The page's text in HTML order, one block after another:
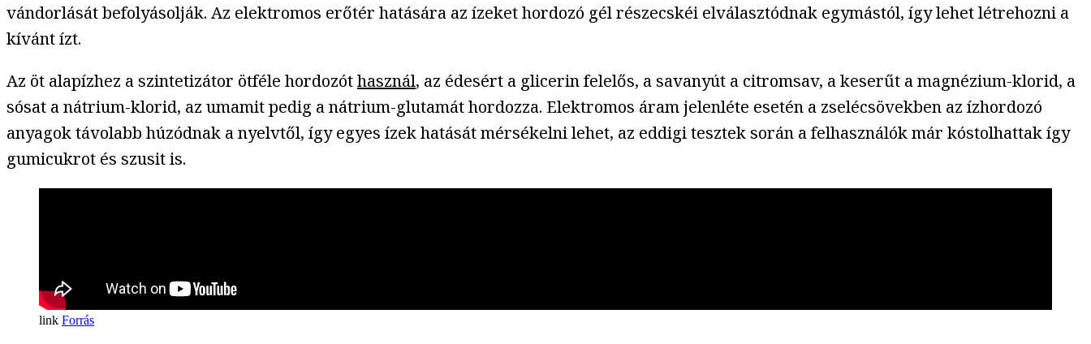
vándorlását befolyásolják. Az elektromos erőtér hatására az ízeket hordozó gél részecskéi elválasztódnak egymástól, így lehet létrehozni a
kívánt ízt.
Az öt alapízhez a szintetizátor ötféle hordozóthasznál, az édesért a glicerin felelős, a savanyút a citromsav, a keserűt a magnézium-klorid, a
sósat a nátrium-klorid, az umamit pedig a nátrium-glutamát hordozza. Elektromos áram jelenléte esetén a zselécsövekben az ízhordozó
anyagok távolabb húzódnak a nyelvtől, így egyes ízek hatását mérsékelni lehet, az eddigi tesztek során a felhasználók már kóstolhattak így
gumicukrot és szusit is.
Forrás